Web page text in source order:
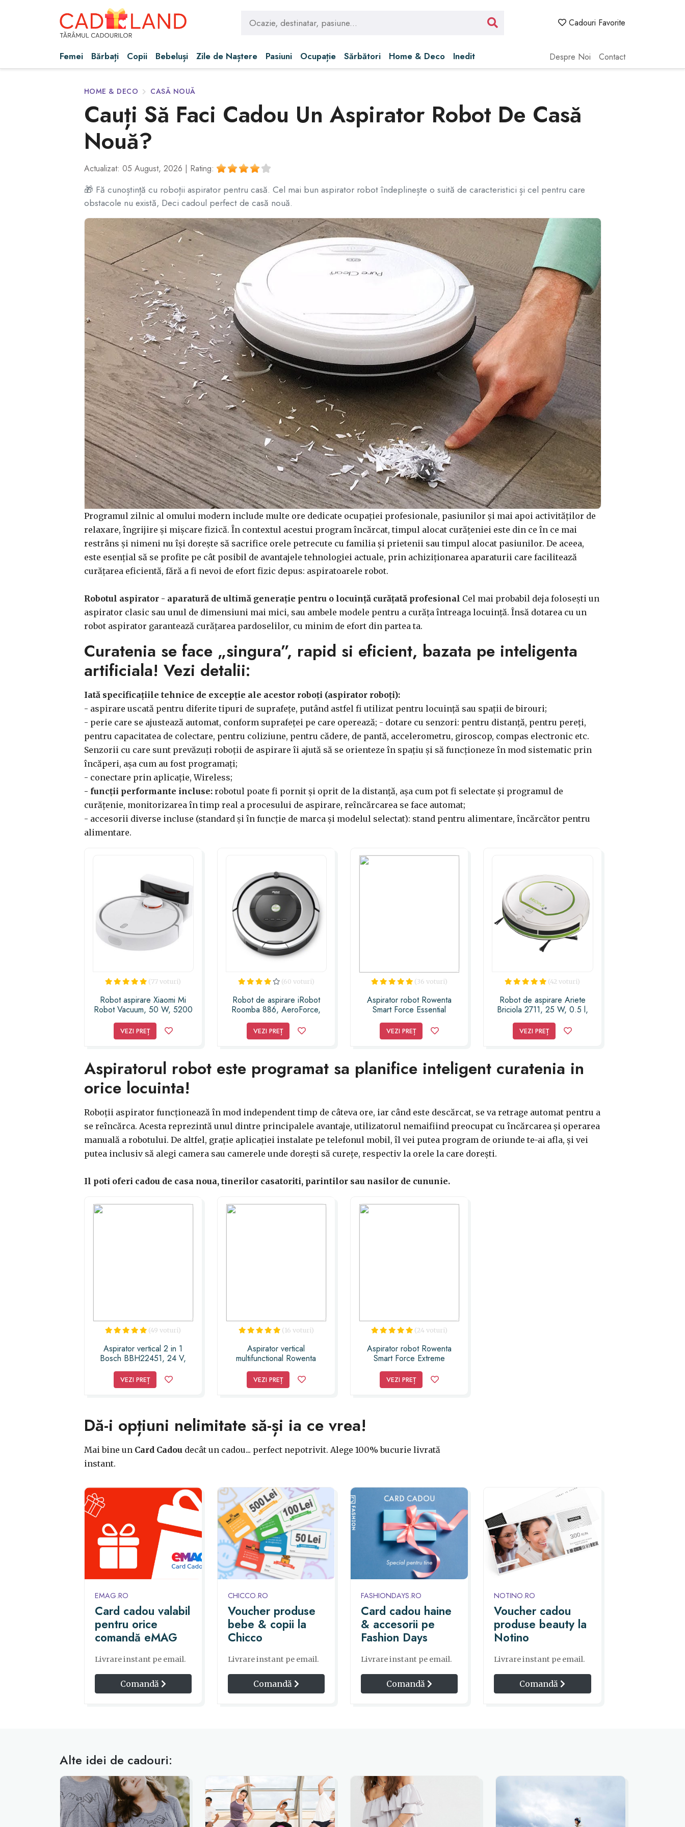
Cadouri Favorite
Femei Bărbați Copii Bebeluși Zile de Naștere Pasiuni Ocupație Sărbători Home & Deco Inedit Despre Noi Contact
HOME & DECO CASĂ NOUĂ
Cauți Să Faci Cadou Un Aspirator Robot De Casă
Nouă?
Actualizat: 05 August, 2026 | Rating:
🎁 Fă cunoștință cu roboții aspirator pentru casă. Cel mai bun aspirator robot îndeplinește o suită de caracteristici și cel pentru care
obstacole nu există, Deci cadoul perfect de casă nouă.
Programul zilnic al omului modern include multe ore dedicate ocupației profesionale, pasiunilor și mai apoi activităților de
relaxare, îngrijire și mișcare fizică. În contextul acestui program încărcat, timpul alocat curățeniei este din ce în ce mai
restrâns și nimeni nu își dorește să sacrifice orele petrecute cu familia și prietenii sau timpul alocat pasiunilor. De aceea,
este esențial să se profite pe cât posibil de avantajele tehnologiei actuale, prin achiziționarea aparaturii care facilitează
curățarea eficientă, fără a fi nevoi de efort fizic depus: aspiratoarele robot.
Robotul aspirator - aparatură de ultimă generație pentru o locuință curățată profesional Cel mai probabil deja folosești un
aspirator clasic sau unul de dimensiuni mai mici, sau ambele modele pentru a curăța întreaga locuință. Însă dotarea cu un
robot aspirator garantează curățarea pardoselilor, cu minim de efort din partea ta.
Curatenia se face „singura”, rapid si eficient, bazata pe inteligenta
artificiala! Vezi detalii:
Iată specificațiile tehnice de excepție ale acestor roboți (aspirator roboți):
- aspirare uscată pentru diferite tipuri de suprafețe, putând astfel fi utilizat pentru locuință sau spații de birouri;
- perie care se ajustează automat, conform suprafeței pe care operează; - dotare cu senzori: pentru distanță, pentru pereți,
pentru capacitatea de colectare, pentru coliziune, pentru cădere, de pantă, accelerometru, giroscop, compas electronic etc.
Senzorii cu care sunt prevăzuți roboții de aspirare îi ajută să se orienteze în spațiu și să funcționeze în mod sistematic prin
încăperi, așa cum au fost programați;
- conectare prin aplicație, Wireless;
- funcții performante incluse:robotul poate fi pornit și oprit de la distanță, așa cum pot fi selectate și programul de
curățenie, monitorizarea în timp real a procesului de aspirare, reîncărcarea se face automat;
- accesorii diverse incluse (standard și în funcție de marca și modelul selectat): stand pentru alimentare, încărcător pentru
alimentare.
(77 voturi)
Robot aspirare Xiaomi Mi
Robot Vacuum, 50 W, 5200
Vision Mapping
VEZI PREȚ
(60 voturi)
Robot de aspirare iRobot
Roomba 886, AeroForce,
Senzor detectare scari,
Baterie Xlife, Argintiu
VEZI PREȚ
(36 voturi)
Aspirator robot Rowenta
Smart Force Essential
Autonomie pana la 150min,
Functia Magnetic Strip,
VEZI PREȚ
(42 voturi)
Robot de aspirare Ariete
Briciola 2711, 25 W, 0.5 l,
VEZI PREȚ
Aspiratorul robot este programat sa planifice inteligent curatenia in
orice locuinta!
Roboții aspirator funcționează în mod independent timp de câteva ore, iar când este descărcat, se va retrage automat pentru a
se reîncărca. Acesta reprezintă unul dintre principalele avantaje, utilizatorul nemaifiind preocupat cu încărcarea și operarea
manuală a robotului. De altfel, grație aplicației instalate pe telefonul mobil, îl vei putea program de oriunde te-ai afla, și vei
putea inclusiv să alegi camera sau camerele unde dorești să curețe, respectiv la orele la care dorești.
Il poti oferi cadou de casa noua, tinerilor casatoriti, parintilor sau nasilor de cununie.
(49 voturi)
Aspirator vertical 2 in 1
Bosch BBH22451, 24 V,
VEZI PREȚ
(16 voturi)
Aspirator vertical
multifunctional Rowenta
VEZI PREȚ
(24 voturi)
Aspirator robot Rowenta
Smart Force Extreme
70dB, 4 functii de curatare,
Senzor infrarosu,
VEZI PREȚ
Dă-i opțiuni nelimitate să-și ia ce vrea!
Mai bine un Card Cadou decât un cadou... perfect nepotrivit. Alege 100% bucurie livrată
instant.
EMAG.RO
Card cadou valabil
pentru orice
comandă eMAG
Livrare instant pe email.
Comandă
CHICCO.RO
Voucher produse
bebe & copii la
Chicco
Livrare instant pe email.
Comandă
FASHIONDAYS.RO
Card cadou haine
& accesorii pe
Fashion Days
Livrare instant pe email.
Comandă
NOTINO.RO
Voucher cadou
produse beauty la
Notino
Livrare instant pe email.
Comandă
Alte idei de cadouri: